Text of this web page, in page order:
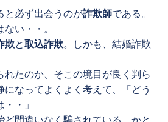
と必ず出会うのが詐欺師である。
い・・。
欺と取込詐欺。しかも、結婚詐欺
れたのか、そこの境目が良く判ら
になってよくよく考えて、「どう
・」
ど間違いなく騙されている。かと